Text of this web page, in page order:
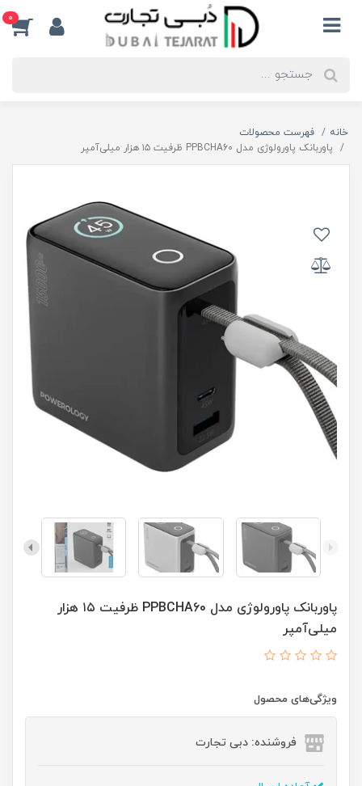
0
خانه
فهرست محصولات
پاوربانک پاورولوژی مدل PPBCHA60 ظرفیت ۱۵ هزار میلی‌آمپر
پاوربانک پاورولوژی مدل PPBCHA60 ظرفیت ۱۵ هزار
میلی‌آمپر
ویژگی‌های محصول
فروشنده: دبی تجارت